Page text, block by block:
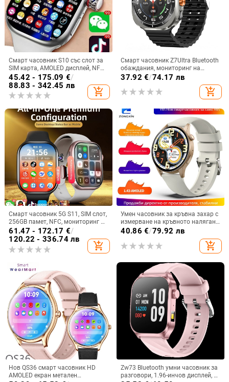
Смарт часовник S10 със слот за
SIM карта, AMOLED дисплей, NFC,
мониторинг на сърдечната
честота и камера
45.42 - 175.09 €/
88.83 - 342.45 лв
add_shopping_cart
Смарт часовник Z7Ultra Bluetooth
обаждания, мониторинг на
сърдечен ритъм, кръвно
налягане, следене на съня и
водоустойчив
37.92 €/74.17 лв
add_shopping_cart
Смарт часовник 5G S11, SIM слот,
256GB памет, NFC, мониторинг на
сърдечната честота
61.47 - 172.17 €/
120.22 - 336.74 лв
add_shopping_cart
Умен часовник за кръвна захар с
измерване на кръвното налягане,
сърдечна честота, кислород в
кръвта и мониторинг на съня |
Кръгъл дисплей
40.86 €/79.92 лв
add_shopping_cart
Нов QS36 смарт часовник HD
AMOLED екран метален
Zw73 Bluetooth умни часовник за
разговори, 1.96-инчов дисплей, AI